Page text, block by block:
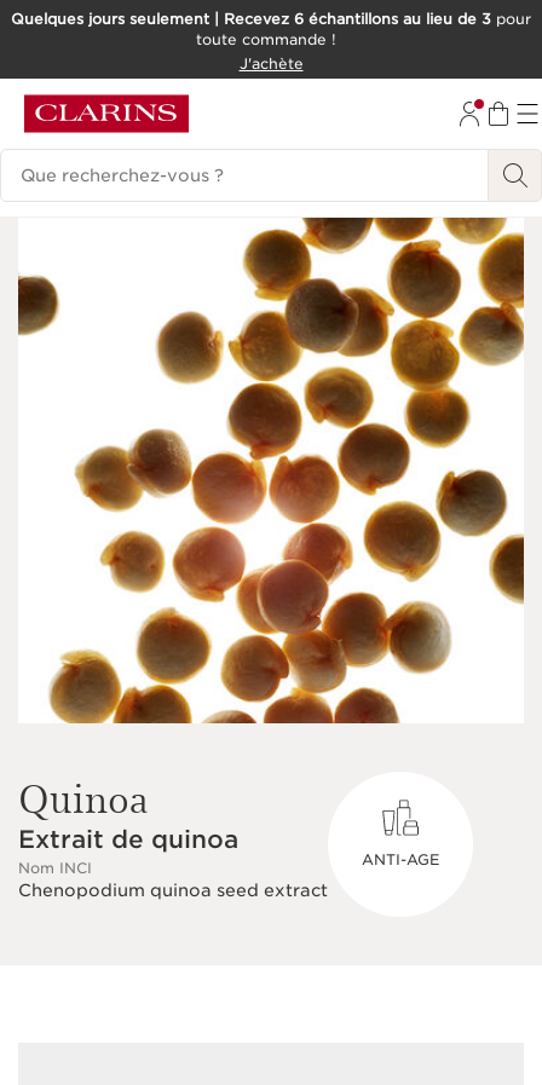
ALLER AU CONTENU
Quelques jours seulement | Recevez 6 échantillons au lieu de 3 pour
toute commande !
J'achète
Historique des recherches
Quinoa
Extrait de quinoa
Nom INCI
Chenopodium quinoa seed extract
ANTI-AGE